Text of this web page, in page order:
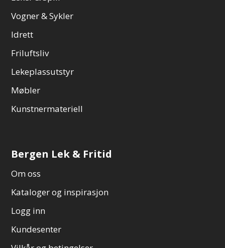
Vogner & Sykler
Idrett
Friluftsliv
Lekeplassutstyr
Møbler
Kunstnermateriell
Bergen Lek & Fritid
Om oss
Kataloger og inspirasjon
Logg inn
Kundesenter